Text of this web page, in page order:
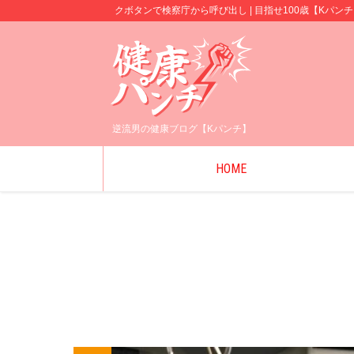
クボタンで検察庁から呼び出し | 目指せ100歳【Kパン
逆流男の健康ブログ【Kパンチ】
HOME